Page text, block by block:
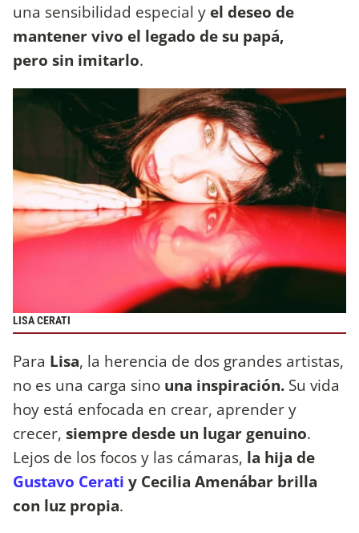
una sensibilidad especial y el deseo de
mantener vivo el legado de su papá,
pero sin imitarlo.
LISA CERATI
Para Lisa, la herencia de dos grandes artistas,
no es una carga sino una inspiración. Su vida
hoy está enfocada en crear, aprender y
crecer, siempre desde un lugar genuino.
Lejos de los focos y las cámaras, la hija de
Gustavo Cerati y Cecilia Amenábar brilla
con luz propia.